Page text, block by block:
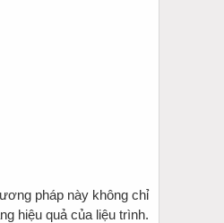
pháp này không chỉ
hiệu quả của liệu trình.